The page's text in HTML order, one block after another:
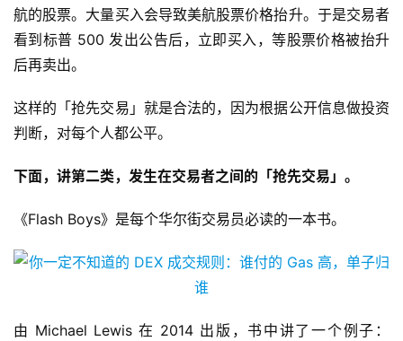
航的股票。大量买入会导致美航股票价格抬升。于是交易者
看到标普 500 发出公告后，立即买入，等股票价格被抬升
后再卖出。
这样的「抢先交易」就是合法的，因为根据公开信息做投资
判断，对每个人都公平。
下面，讲第二类，发生在交易者之间的「抢先交易」。
《Flash Boys》是每个华尔街交易员必读的一本书。
由 Michael Lewis 在 2014 出版，书中讲了一个例子：